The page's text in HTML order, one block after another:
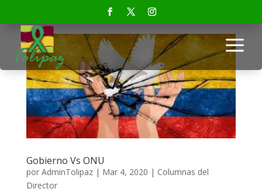
a
Gobierno Vs ONU
por AdminTolipaz| Mar 4, 2020 | Columnas del
Director